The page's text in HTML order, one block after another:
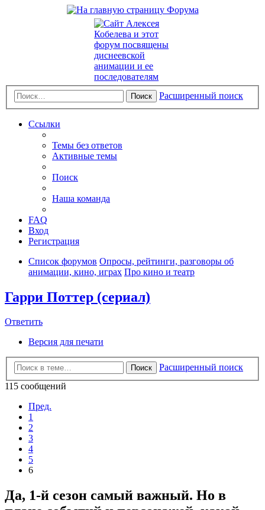
Поиск Расширенный поиск
Ссылки
Темы без ответов
Активные темы
Поиск
Наша команда
FAQ
Вход
Регистрация
Список форумов Опросы, рейтинги, разговоры об
анимации, кино, играх Про кино и театр
Гарри Поттер (сериал)
Ответить
Версия для печати
Поиск
Расширенный поиск
115 сообщений
Пред.
1
2
3
4
5
6
Да, 1-й сезон самый важный. Но в